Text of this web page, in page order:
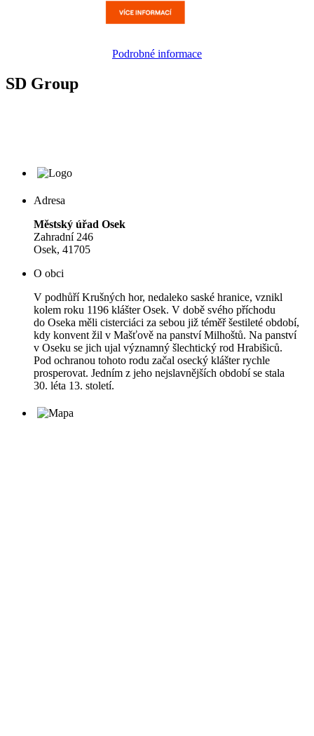
Podrobné informace
SD Group
Adresa
Městský úřad Osek
Zahradní 246
Osek, 41705
O obci
V podhůří Krušných hor, nedaleko saské hranice, vznikl
kolem roku 1196 klášter Osek. V době svého příchodu
do Oseka měli cisterciáci za sebou již téměř šestileté období,
kdy konvent žil v Mašťově na panství Milhoštů. Na panství
v Oseku se jich ujal významný šlechtický rod Hrabišiců.
Pod ochranou tohoto rodu začal osecký klášter rychle
prosperovat. Jedním z jeho nejslavnějších období se stala
30. léta 13. století.